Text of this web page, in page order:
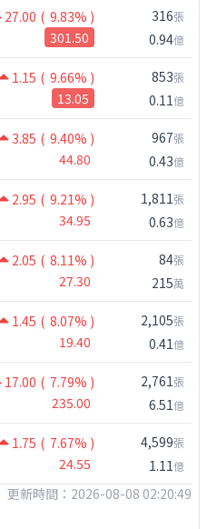
27.00 ( 9.83% )
301.50
316張
0.94億
1.15 ( 9.66% )
13.05
853張
0.11億
3.85 ( 9.40% )
44.80
967張
0.43億
2.95 ( 9.21% )
34.95
1,811張
0.63億
2.05 ( 8.11% )
27.30
84張
215萬
1.45 ( 8.07% )
19.40
2,105張
0.41億
17.00 ( 7.79% )
235.00
2,761張
6.51億
1.75 ( 7.67% )
24.55
4,599張
1.11億
更新時間：2026-08-08 02:20:49